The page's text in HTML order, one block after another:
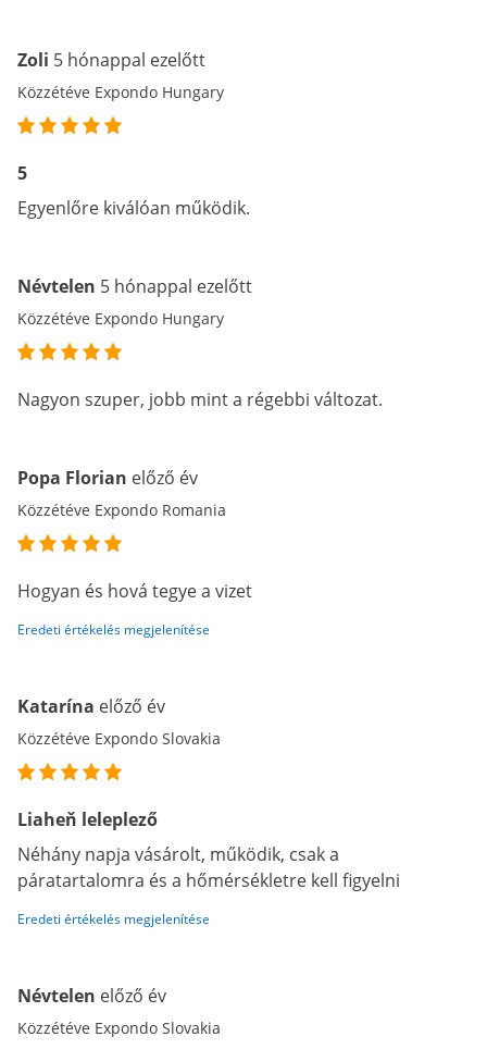
Zoli 5 hónappal ezelőtt
Közzétéve Expondo Hungary
5
Egyenlőre kiválóan működik.
Névtelen 5 hónappal ezelőtt
Közzétéve Expondo Hungary
Nagyon szuper, jobb mint a régebbi változat.
Popa Florian előző év
Közzétéve Expondo Romania
Hogyan és hová tegye a vizet
Eredeti értékelés megjelenítése
Katarína előző év
Közzétéve Expondo Slovakia
Liaheň leleplező
Néhány napja vásárolt, működik, csak a
páratartalomra és a hőmérsékletre kell figyelni
Eredeti értékelés megjelenítése
Névtelen előző év
Közzétéve Expondo Slovakia